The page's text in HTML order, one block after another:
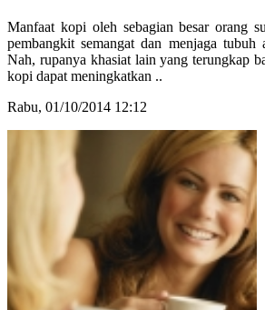
Manfaat kopi oleh sebagian besar orang
pembangkit semangat dan menjaga tubuh
Nah, rupanya khasiat lain yang terungkap
kopi dapat meningkatkan ..
Rabu, 01/10/2014 12:12